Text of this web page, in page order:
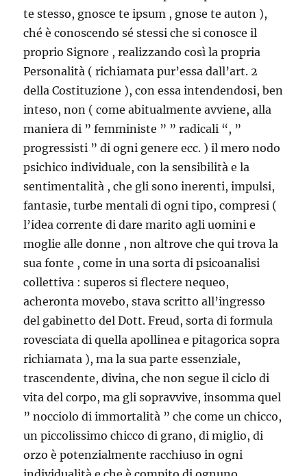
te stesso, gnosce te ipsum , gnose te auton ),
ché è conoscendo sé stessi che si conosce il
proprio Signore , realizzando così la propria
Personalità ( richiamata pur’essa dall’art. 2
della Costituzione ), con essa intendendosi, ben
inteso, non ( come abitualmente avviene, alla
maniera di ” femministe ” ” radicali “, ”
progressisti ” di ogni genere ecc. ) il mero nodo
psichico individuale, con la sensibilità e la
sentimentalità , che gli sono inerenti, impulsi,
fantasie, turbe mentali di ogni tipo, compresi (
l’idea corrente di dare marito agli uomini e
moglie alle donne , non altrove che qui trova la
sua fonte , come in una sorta di psicoanalisi
collettiva : superos si flectere nequeo,
acheronta movebo, stava scritto all’ingresso
del gabinetto del Dott. Freud, sorta di formula
rovesciata di quella apollinea e pitagorica sopra
richiamata ), ma la sua parte essenziale,
trascendente, divina, che non segue il ciclo di
vita del corpo, ma gli sopravvive, insomma quel
” nocciolo di immortalità ” che come un chicco,
un piccolissimo chicco di grano, di miglio, di
orzo è potenzialmente racchiuso in ogni